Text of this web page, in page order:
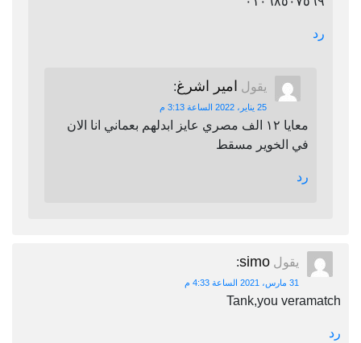
رد
يقول امير اشرغ:
25 يناير، 2022 الساعة 3:13 م
معايا ١٢ الف مصري عايز ابدلهم بعماني انا الان
في الخوير مسقط
رد
يقول simo
:
31 مارس، 2021 الساعة 4:33 م
Tank,you veramatch
رد